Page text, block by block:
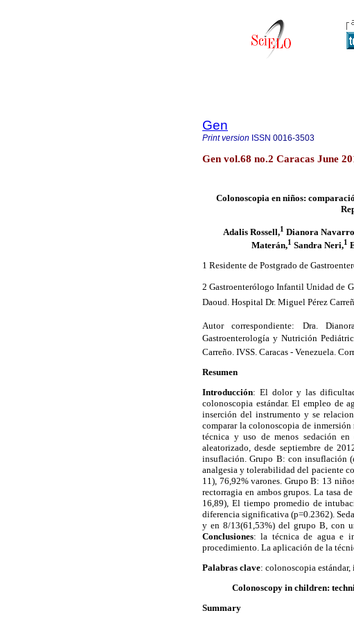
Gen
Print version ISSN 0016-3503
Gen vol.68 no.2 Caracas June
Colonoscopiaen niños:
Adalis Rossell,1 Dianora
Materán,1 Sandra Neri,1
1 Residente de Postgrado de
2 Gastroenterólogo Infantil Unidad de
Daoud. Hospital Dr. Miguel Pérez
Autor correspondiente: Dra.
Gastroenterología y Nutrición
Carreño. IVSS. Caracas - Venezuela.
Resumen
Introducción: El dolor y las
colonoscopia estándar. El empleo de
inserción del instrumento y se
comparar la colonoscopia de
técnica y uso de menos sedación
aleatorizado, desde septiembre de
insuflación. Grupo B: con insuflación
analgesia y tolerabilidad del paciente
11), 76,92% varones. Grupo B: 13
rectorragia en ambos grupos. La tasa
16,89), El tiempo promedio de
diferencia significativa (p=0.2362).
y en 8/13(61,53%) del grupo B, con
Conclusiones: la técnica de agua e
procedimiento. La aplicación de la
Palabras clave: colonoscopia
Colonoscopy in children:
Summary